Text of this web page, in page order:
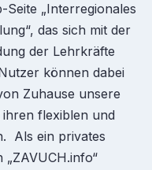
Seite „Interregionales
das sich mit der
der Lehrkräfte
können dabei
Zuhause unsere
flexiblen und
Als ein privates